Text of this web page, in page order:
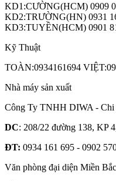
KD1:CƯỜNG(HCM) 0909
KD2:TRƯỜNG(HN) 0931
KD3:TUYỀN(HCM) 0901
Kỹ Thuật
TOÀN:0934161694
Nhà máy sản xuất
Công Ty TNHH DIWA - Chi
DC: 208/22 đường 138, KP
ĐT: 0934 161 695 - 0902
Văn phòng đại diện Miền Bắc